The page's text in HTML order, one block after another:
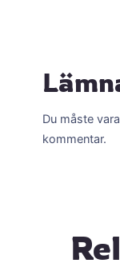
Du måste vara
kommentar.